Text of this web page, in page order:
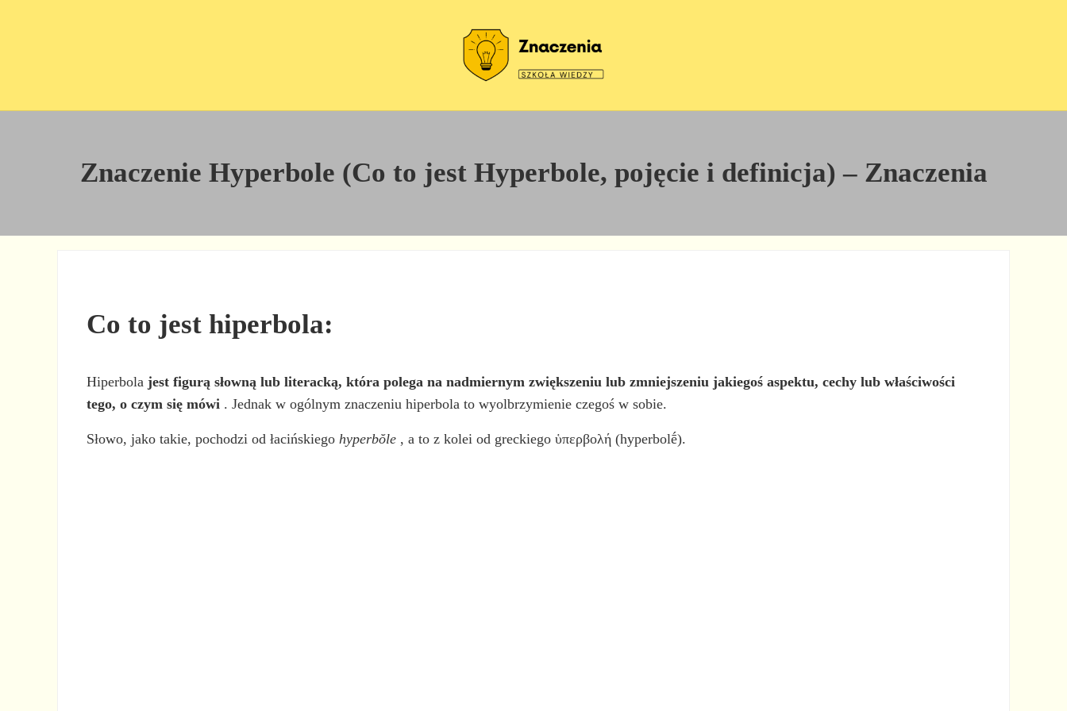
Znaczenie Hyperbole (Co to jest Hyperbole, pojęcie i definicja) – Znaczenia
Co to jest hiperbola:
Hiperbolajest figurą słowną lub literacką, która polega na nadmiernym zwiększeniu lub zmniejszeniu jakiegoś aspektu, cechy lub właściwości
tego, o czym się mówi . Jednak w ogólnym znaczeniu hiperbola to wyolbrzymienie czegoś w sobie.
Słowo, jako takie, pochodzi od łacińskiego hyperbŏle , a to z kolei od greckiego ὑπερβολή (hyperbolḗ).